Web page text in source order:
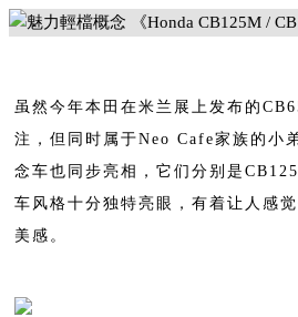
虽然今年本田在米兰展上发布的
注，但同时属于Neo Cafe家族的小
念车也同步亮相，它们分别是
车风格十分独特亮眼，有着让人感
美感。